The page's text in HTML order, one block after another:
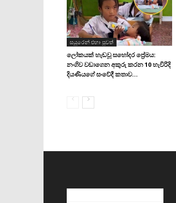
සයුරෙන් එහා පුවත්
ලෝකයක් හැඬවූ සහෝදර ප්‍රේමය:
නංගිව වඩාගෙන අකුරු කරන 10 හැවිරිදි
දියණියගේ සංවේදී කතාව…